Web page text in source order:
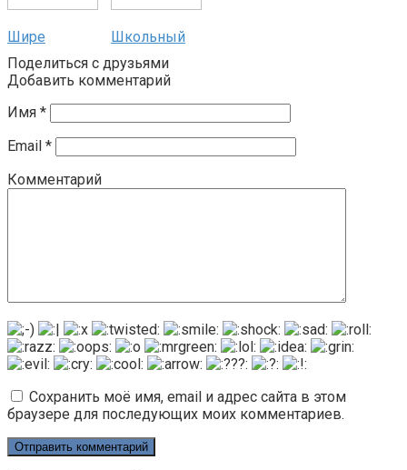
Шире
Школьный
Поделиться с друзьями
Добавить комментарий
Имя *
Email *
Комментарий
Сохранить моё имя, email и адрес сайта в этом
браузере для последующих моих комментариев.